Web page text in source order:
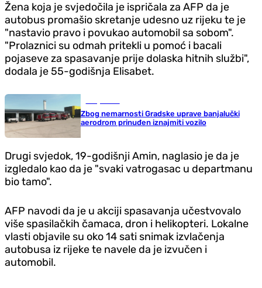
Žena koja je svjedočila je ispričala za AFP da je
autobus promašio skretanje udesno uz rijeku te je
"nastavio pravo i povukao automobil sa sobom".
"Prolaznici su odmah pritekli u pomoć i bacali
pojaseve za spasavanje prije dolaska hitnih službi",
dodala je 55-godišnja Elisabet.
Zbog nemarnosti Gradske uprave banjalučki
aerodrom prinuđen iznajmiti vozilo
Drugi svjedok, 19-godišnji Amin, naglasio je da je
izgledalo kao da je "svaki vatrogasac u departmanu
bio tamo".
AFP navodi da je u akciji spasavanja učestvovalo
više spasilačkih čamaca, dron i helikopteri. Lokalne
vlasti objavile su oko 14 sati snimak izvlačenja
autobusa iz rijeke te navele da je izvučen i
automobil.